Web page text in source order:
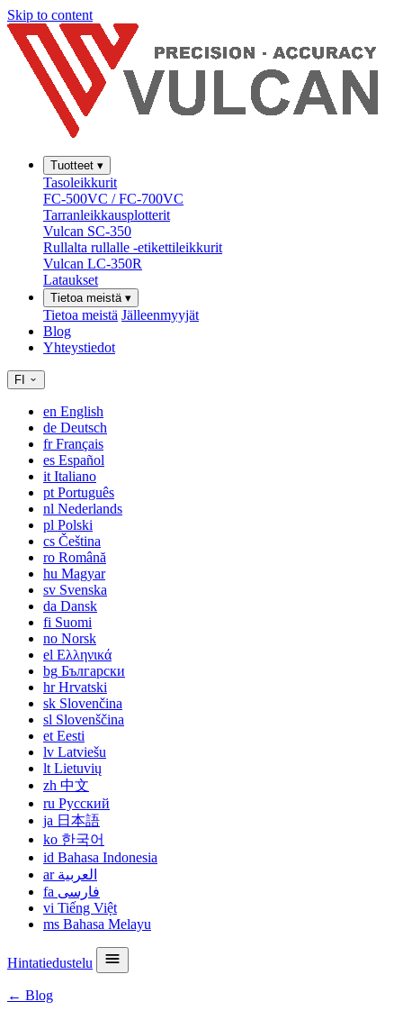
Skip to content
Tuotteet ▾
Tasoleikkurit
FC-500VC / FC-700VC
Tarranleikkausplotterit
Vulcan SC-350
Rullalta rullalle -etikettileikkurit
Vulcan LC-350R
Lataukset
Tietoa meistä ▾
Tietoa meistä Jälleenmyyjät
Blog
Yhteystiedot
FI
en English
de Deutsch
frFrançais
es Español
it Italiano
pt Português
nl Nederlands
pl Polski
cs Čeština
ro Română
hu Magyar
sv Svenska
da Dansk
fi Suomi
no Norsk
el Ελληνικά
bg Български
hrHrvatski
sk Slovenčina
sl Slovenščina
et Eesti
lv Latviešu
lt Lietuvių
zh 中文
ru Русский
ja 日本語
ko 한국어
id Bahasa Indonesia
ar العربية
fa فارسی
vi Tiếng Việt
ms Bahasa Melayu
Hintatiedustelu
← Blog